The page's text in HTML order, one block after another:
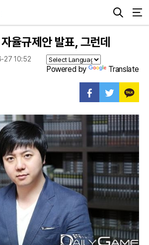
율규제안 발표, 그런데
27 10:52
Powered by Translate